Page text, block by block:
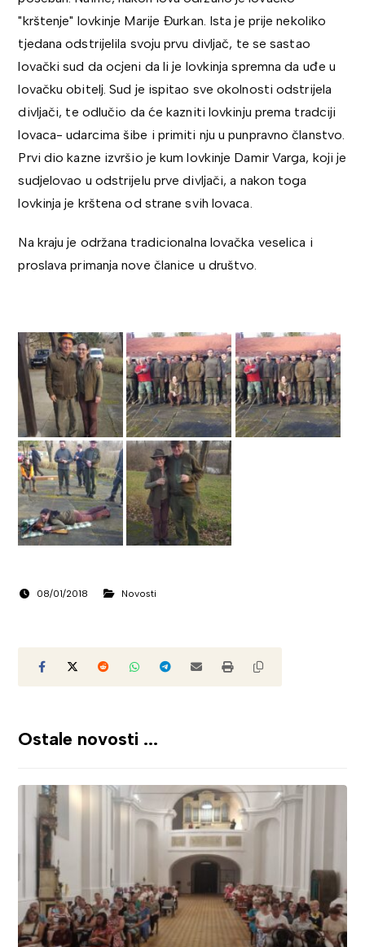
"krštenje" lovkinje Marije Đurkan. Ista je prije nekoliko
tjedana odstrijelila svoju prvu divljač, te se sastao
lovački sud da ocjeni da li je lovkinja spremna da uđe u
lovačku obitelj. Sud je ispitao sve okolnosti odstrijela
divljači, te odlučio da će kazniti lovkinju prema tradciji
lovaca- udarcima šibe i primiti nju u punpravno članstvo.
Prvi dio kazne izvršio je kum lovkinje Damir Varga, koji je
sudjelovao u odstrijelu prve divljači, a nakon toga
lovkinja je krštena od strane svih lovaca.
Na kraju je održana tradicionalna lovačka veselica i
proslava primanja nove članice u društvo.
08/01/2018 Novosti
Ostale novosti ...